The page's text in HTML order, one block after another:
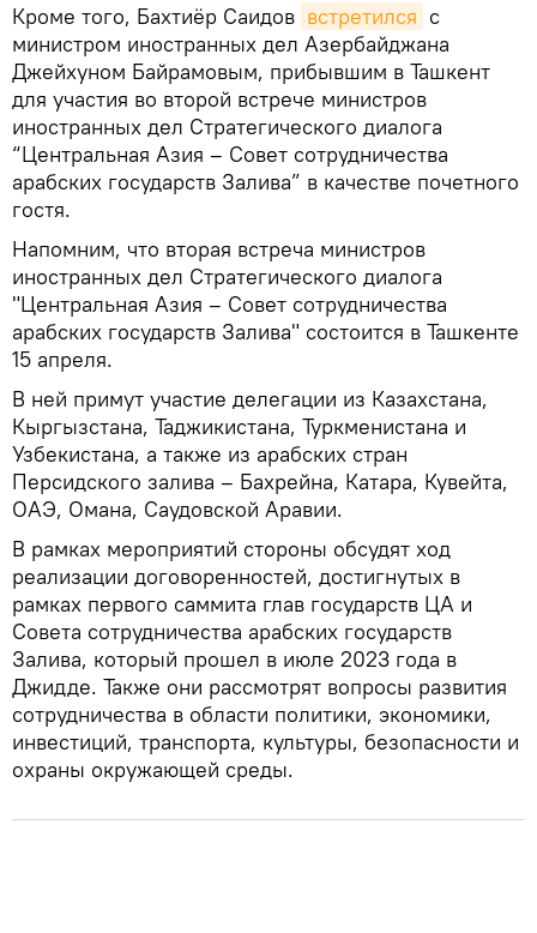
Кроме того, Бахтиёр Саидов встретился с
министром иностранных дел Азербайджана
Джейхуном Байрамовым, прибывшим в Ташкент
для участия во второй встрече министров
иностранных дел Стратегического диалога
“Центральная Азия – Совет сотрудничества
арабских государств Залива” в качестве почетного
гостя.
Напомним, что вторая встреча министров
иностранных дел Стратегического диалога
"Центральная Азия – Совет сотрудничества
арабских государств Залива" состоится в Ташкенте
15 апреля.
В ней примут участие делегации из Казахстана,
Кыргызстана, Таджикистана, Туркменистана и
Узбекистана, а также из арабских стран
Персидского залива – Бахрейна, Катара, Кувейта,
ОАЭ, Омана, Саудовской Аравии.
В рамках мероприятий стороны обсудят ход
реализации договоренностей, достигнутых в
рамках первого саммита глав государств ЦА и
Совета сотрудничества арабских государств
Залива, который прошел в июле 2023 года в
Джидде. Также они рассмотрят вопросы развития
сотрудничества в области политики, экономики,
инвестиций, транспорта, культуры, безопасности и
охраны окружающей среды.